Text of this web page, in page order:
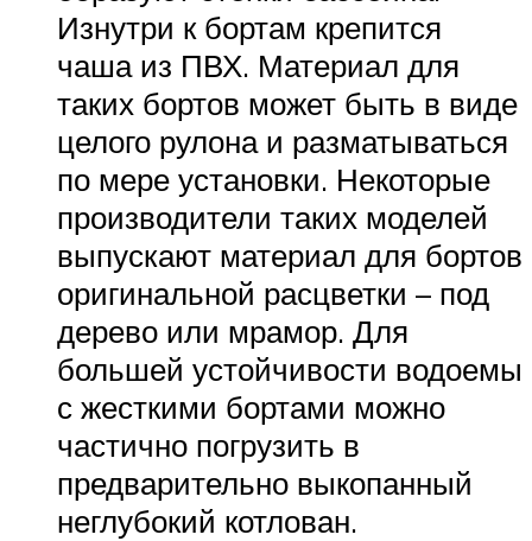
Изнутри к бортам крепится
чаша из ПВХ. Материал для
таких бортов может быть в виде
целого рулона и разматываться
по мере установки. Некоторые
производители таких моделей
выпускают материал для бортов
оригинальной расцветки – под
дерево или мрамор. Для
большей устойчивости водоемы
с жесткими бортами можно
частично погрузить в
предварительно выкопанный
неглубокий котлован.